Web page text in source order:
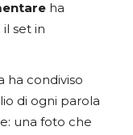
ha
set in
ha condiviso
di ogni parola
una foto che